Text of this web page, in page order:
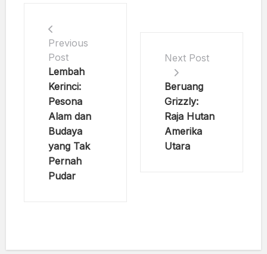
Previous
Post
Lembah
Kerinci:
Pesona
Alam dan
Budaya
yang Tak
Pernah
Pudar
Next Post
Beruang
Grizzly:
Raja Hutan
Amerika
Utara